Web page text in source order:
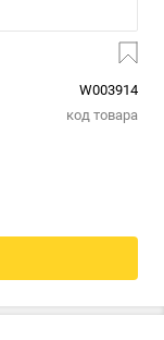
W003914
код товара